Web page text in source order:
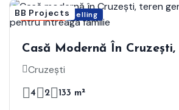
Featured Selling
BB Projects
Casă Modernă În Cruzești,
Generos Și Spațiu Pentru
Cruzești
4 2 133 m²